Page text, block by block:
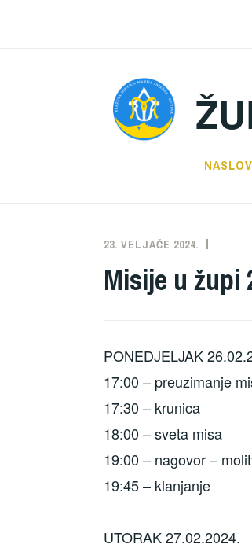
23. VELJAČE 2024.
Misije u župi
PONEDJELJAK
17:00 – preuzimanje
17:30 – krunica
18:00 – sveta misa
19:00 – nagovor –
19:45 – klanjanje
UTORAK 27.02.2024.